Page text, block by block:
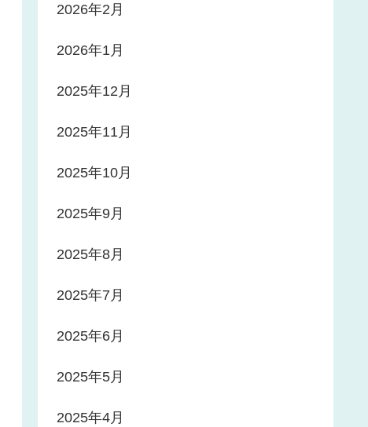
2026年2月
2026年1月
2025年12月
2025年11月
2025年10月
2025年9月
2025年8月
2025年7月
2025年6月
2025年5月
2025年4月